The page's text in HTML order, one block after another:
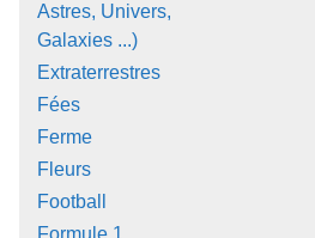
Astres, Univers,
Galaxies ...)
Extraterrestres
Fées
Ferme
Fleurs
Football